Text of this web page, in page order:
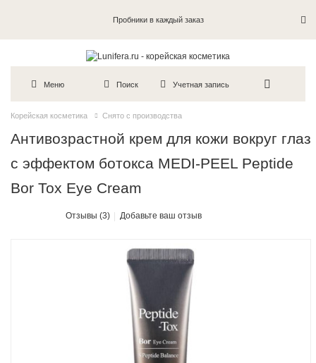
Пробники в каждый заказ
Меню Поиск Учетная запись
Корейская косметика Снято с производства
Антивозрастной крем для кожи вокруг глаз
с эффектом ботокса MEDI-PEEL Peptide
Bor Tox Eye Cream
Отзывы (3) Добавьте ваш отзыв